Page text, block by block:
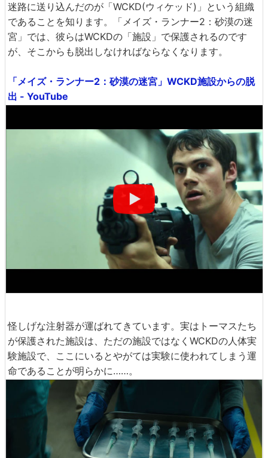
迷路に送り込んだのが「WCKD(ウィケッド)」という組織
であることを知ります。「メイズ・ランナー2：砂漠の迷
宮」では、彼らはWCKDの「施設」で保護されるのです
が、そこからも脱出しなければならなくなります。
「メイズ・ランナー2：砂漠の迷宮」WCKD施設からの脱
出 - YouTube
怪しげな注射器が運ばれてきています。実はトーマスたち
が保護された施設は、ただの施設ではなくWCKDの人体実
験施設で、ここにいるとやがては実験に使われてしまう運
命であることが明らかに……。